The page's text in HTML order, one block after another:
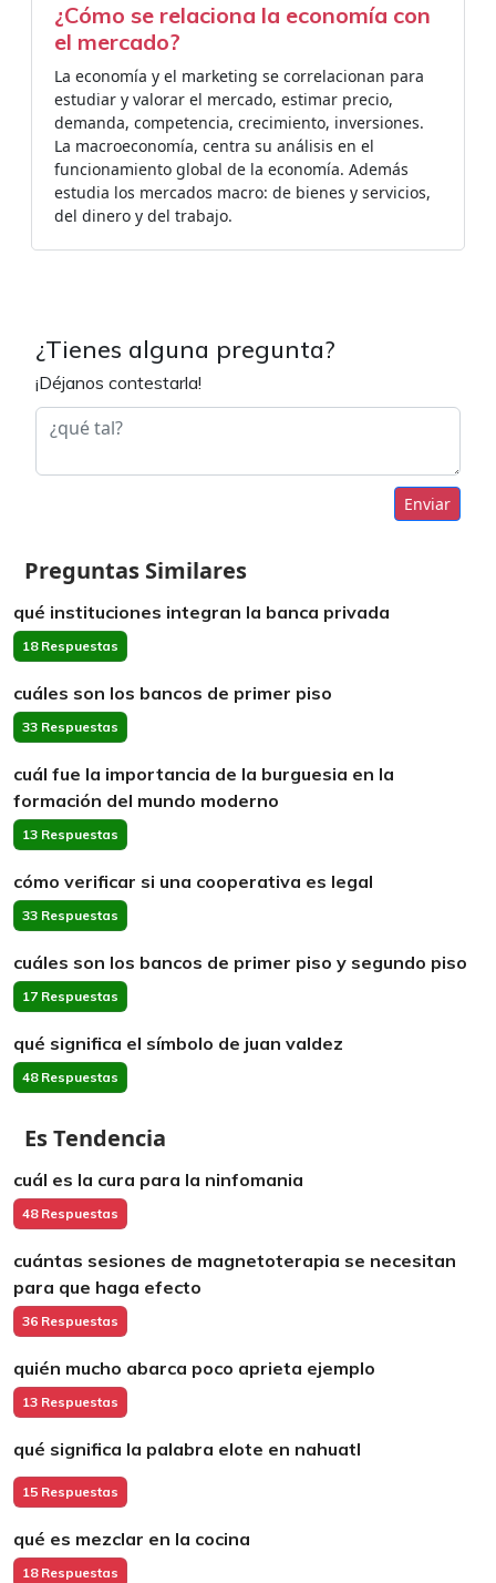
¿Cómo se relaciona la economía con
el mercado?
La economía y el marketing se correlacionan para
estudiar y valorar el mercado, estimar precio,
demanda, competencia, crecimiento, inversiones.
La macroeconomía, centra su análisis en el
funcionamiento global de la economía. Además
estudia los mercados macro: de bienes y servicios,
del dinero y del trabajo.
¿Tienes alguna pregunta?
¡Déjanos contestarla!
Enviar
Preguntas Similares
qué instituciones integran la banca privada
18 Respuestas
cuáles son los bancos de primer piso
33 Respuestas
cuál fue la importancia de la burguesia en la
formación del mundo moderno
13 Respuestas
cómo verificar si una cooperativa es legal
33 Respuestas
cuáles son los bancos de primer piso y segundo piso
17 Respuestas
qué significa el símbolo de juan valdez
48 Respuestas
Es Tendencia
cuál es la cura para la ninfomania
48 Respuestas
cuántas sesiones de magnetoterapia se necesitan
para que haga efecto
36 Respuestas
quién mucho abarca poco aprieta ejemplo
13 Respuestas
qué significa la palabra elote en nahuatl
15 Respuestas
qué es mezclar en la cocina
18 Respuestas